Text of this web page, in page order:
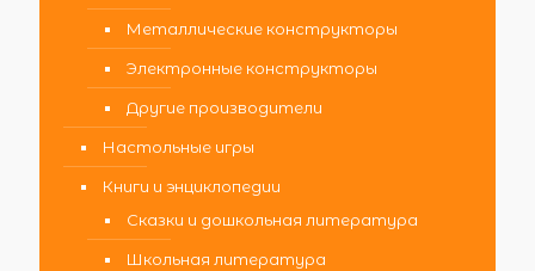
Металлические конструкторы
Электронные конструкторы
Другие производители
Настольные игры
Книги и энциклопедии
Сказки и дошкольная литература
Школьная литература